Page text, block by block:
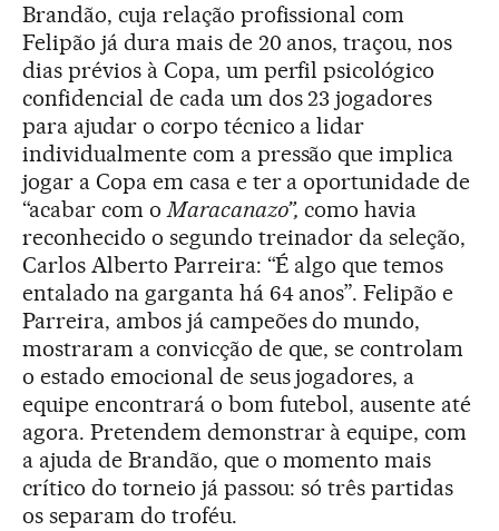
Brandão, cuja relação profissional com
Felipão já dura mais de 20 anos, traçou, nos
dias prévios à Copa, um perfil psicológico
confidencial de cada um dos 23 jogadores
para ajudar o corpo técnico a lidar
individualmente com a pressão que implica
jogar a Copa em casa e ter a oportunidade de
“acabar com oMaracanazo”, como havia
reconhecido o segundo treinador da seleção,
Carlos Alberto Parreira: “É algo que temos
entalado na garganta há 64 anos”. Felipão e
Parreira, ambos já campeões do mundo,
mostraram a convicção de que, se controlam
o estado emocional de seus jogadores, a
equipe encontrará o bom futebol, ausente até
agora. Pretendem demonstrar à equipe, com
a ajuda de Brandão, que o momento mais
crítico do torneio já passou: só três partidas
os separam do troféu.